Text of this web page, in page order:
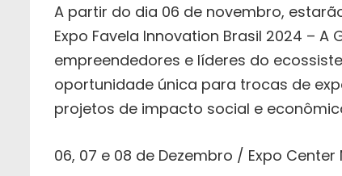
A partir do dia 06 de novembro,
Expo Favela Innovation Brasil 2024 – A
empreendedores e líderes do
oportunidade única para trocas de
projetos de impacto social e
06, 07 e 08 de Dezembro / Expo Center